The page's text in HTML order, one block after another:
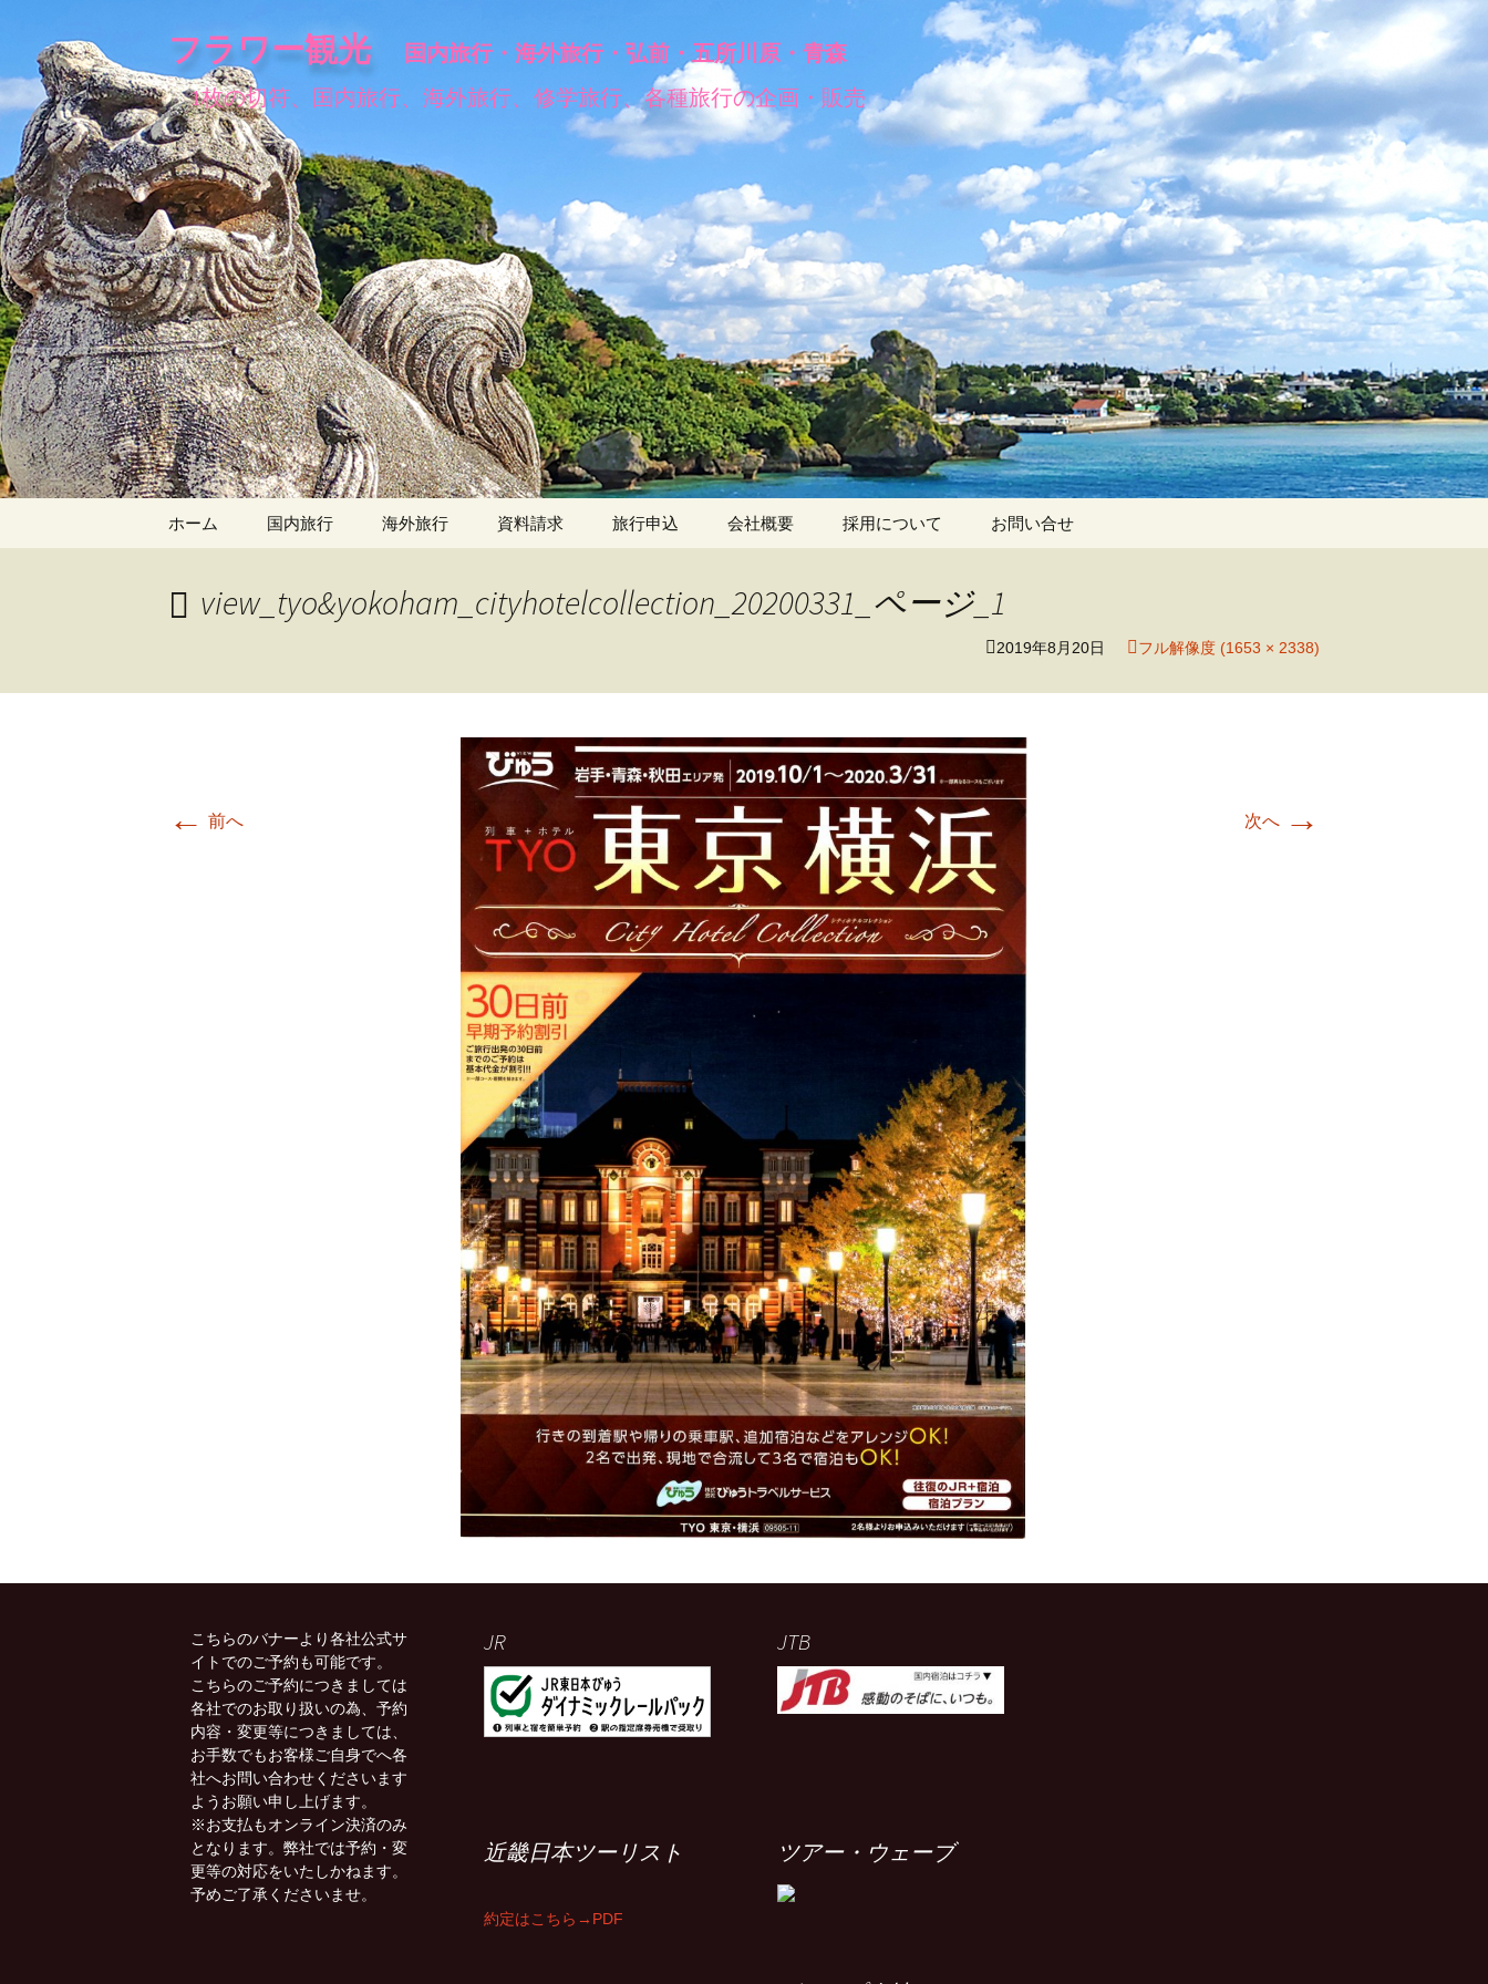
フラワー観光
国内旅行・海外旅行・弘前・五所川原・青森
1枚の切符、国内旅行、海外旅行、修学旅行、各種旅行の企画・販売
動
ホーム 国内旅行 海外旅行 資料請求 旅行申込
旅行申込・海外旅行
会社概要 採用について お問い合せ
view_tyo&yokoham_cityhotelcollection_20200331_ページ_1
2019年8月20日 フル解像度 (1653 × 2338)
← 前へ 次へ →
こちらのバナーより各社公式サ
イトでのご予約も可能です。
こちらのご予約につきましては
各社でのお取り扱いの為、予約
内容・変更等につきましては、
お手数でもお客様ご自身でへ各
社へお問い合わせくださいます
ようお願い申し上げます。
※お支払もオンライン決済のみ
となります。弊社では予約・変
更等の対応をいたしかねます。
予めご了承くださいませ。
JR JTB
近畿日本ツーリスト
約定はこちら→PDF
ツアー・ウェーブ